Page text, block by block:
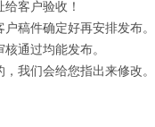
客户验收！
稿件确定好再安排发布。
通过均能发布。
我们会给您指出来修改。